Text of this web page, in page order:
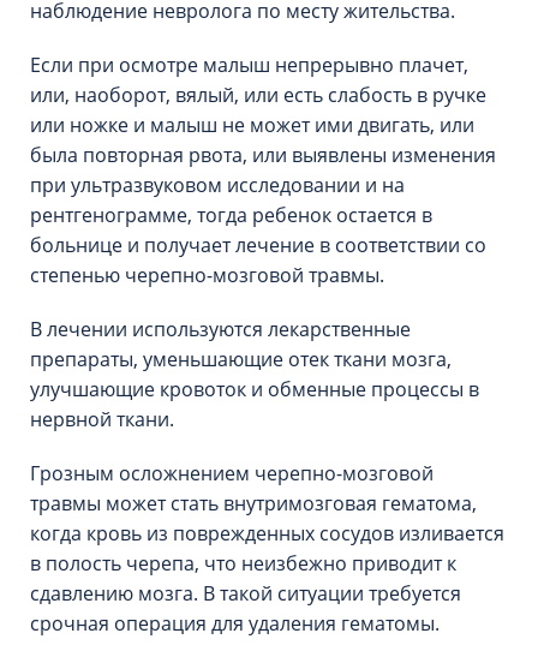
наблюдение невролога по месту жительства.
Если при осмотре малыш непрерывно плачет,
или, наоборот, вялый, или есть слабость в ручке
или ножке и малыш не может ими двигать, или
была повторная рвота, или выявлены изменения
при ультразвуковом исследовании и на
рентгенограмме, тогда ребенок остается в
больнице и получает лечение в соответствии со
степенью черепно-мозговой травмы.
В лечении используются лекарственные
препараты, уменьшающие отек ткани мозга,
улучшающие кровоток и обменные процессы в
нервной ткани.
Грозным осложнением черепно-мозговой
травмы может стать внутримозговая гематома,
когда кровь из поврежденных сосудов изливается
в полость черепа, что неизбежно приводит к
сдавлению мозга. В такой ситуации требуется
срочная операция для удаления гематомы.